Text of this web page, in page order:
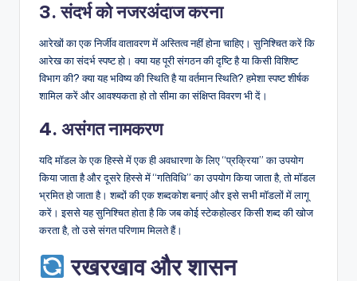
3. संदर्भ को नजरअंदाज करना
आरेखों का एक निर्जीव वातावरण में अस्तित्व नहीं होना चाहिए। सुनिश्चित करें कि
आरेख का संदर्भ स्पष्ट हो। क्या यह पूरी संगठन की दृष्टि है या किसी विशिष्ट
विभाग की? क्या यह भविष्य की स्थिति है या वर्तमान स्थिति? हमेशा स्पष्ट शीर्षक
शामिल करें और आवश्यकता हो तो सीमा का संक्षिप्त विवरण भी दें।
4. असंगत नामकरण
यदि मॉडल के एक हिस्से में एक ही अवधारणा के लिए “प्रक्रिया” का उपयोग
किया जाता है और दूसरे हिस्से में “गतिविधि” का उपयोग किया जाता है, तो मॉडल
भ्रमित हो जाता है। शब्दों की एक शब्दकोश बनाएं और इसे सभी मॉडलों में लागू
करें। इससे यह सुनिश्चित होता है कि जब कोई स्टेकहोल्डर किसी शब्द की खोज
करता है, तो उसे संगत परिणाम मिलते हैं।
रखरखाव और शासन